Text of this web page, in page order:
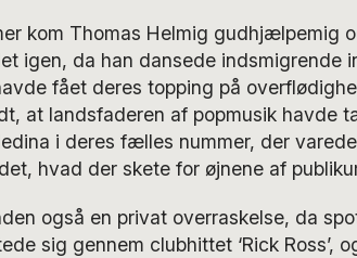
kom Thomas Helmig gudhjælpemig
igen, da han dansede indsmigrende
fået deres topping på
at landsfaderen af popmusik havde
i deres fælles nummer, der
hvad der skete for øjnene af
også en privat overraskelse, da
sig gennem clubhittet ‘Rick Ross’,